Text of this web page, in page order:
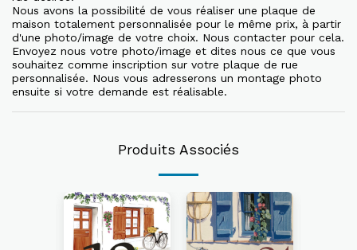
Nous avons la possibilité de vous réaliser une plaque de
maison totalement personnalisée pour le même prix, à partir
d'une photo/image de votre choix. Nous contacter pour cela.
Envoyez nous votre photo/image et dites nous ce que vous
souhaitez comme inscription sur votre plaque de rue
personnalisée. Nous vous adresserons un montage photo
ensuite si votre demande est réalisable.
Produits Associés